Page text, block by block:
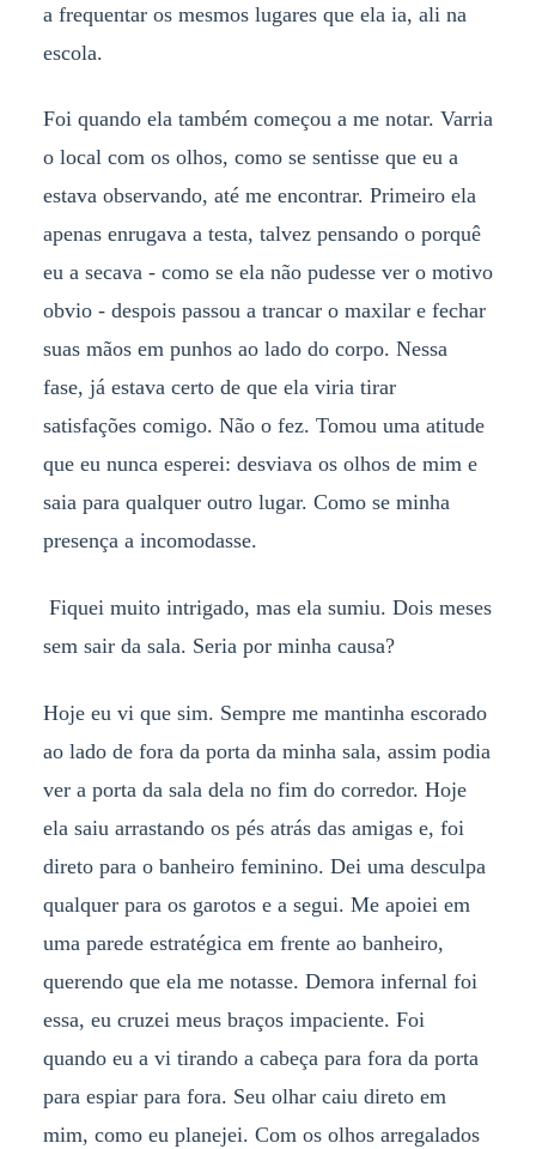
a frequentar os mesmos lugares que ela ia, ali na
escola.
Foi quando ela também começou a me notar. Varria
o local com os olhos, como se sentisse que eu a
estava observando, até me encontrar. Primeiro ela
apenas enrugava a testa, talvez pensando o porquê
eu a secava - como se ela não pudesse ver o motivo
obvio - despois passou a trancar o maxilar e fechar
suas mãos em punhos ao lado do corpo. Nessa
fase, já estava certo de que ela viria tirar
satisfações comigo. Não o fez. Tomou uma atitude
que eu nunca esperei: desviava os olhos de mim e
saia para qualquer outro lugar. Como se minha
presença a incomodasse.
Fiquei muito intrigado, mas ela sumiu. Dois meses
sem sair da sala. Seria por minha causa?
Hoje eu vi que sim. Sempre me mantinha escorado
ao lado de fora da porta da minha sala, assim podia
ver a porta da sala dela no fim do corredor. Hoje
ela saiu arrastando os pés atrás das amigas e, foi
direto para o banheiro feminino. Dei uma desculpa
qualquer para os garotos e a segui. Me apoiei em
uma parede estratégica em frente ao banheiro,
querendo que ela me notasse. Demora infernal foi
essa, eu cruzei meus braços impaciente. Foi
quando eu a vi tirando a cabeça para fora da porta
para espiar para fora. Seu olhar caiu direto em
mim, como eu planejei. Com os olhos arregalados